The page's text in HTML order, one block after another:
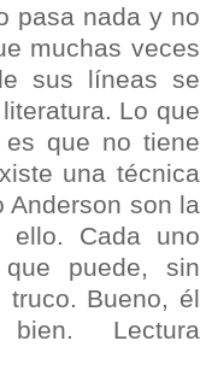
pasa nada y no
muchas veces
sus líneas se
Lo que
que no tiene
una técnica
Anderson son la
ello. Cada uno
puede, sin
Bueno, él
Lectura